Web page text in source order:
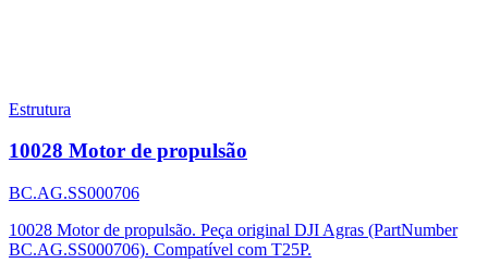
Estrutura
10028 Motor de propulsão
BC.AG.SS000706
10028 Motor de propulsão. Peça original DJI Agras (PartNumber
BC.AG.SS000706). Compatível com T25P.